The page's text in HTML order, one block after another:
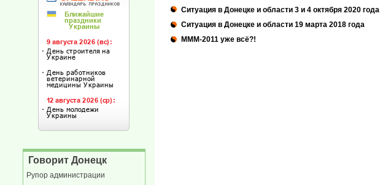
Ситуация в Донецке и области 3 и 4 октября 2020 года
Ситуация в Донецке и области 19 марта 2018 года
МММ-2011 уже всё?!
Говорит Донецк
Рупор администрации